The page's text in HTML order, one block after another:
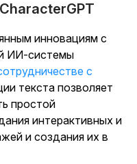
инновациям с
ИИ-системы
с
текста позволяет
простой
интерактивных и
и создания их в